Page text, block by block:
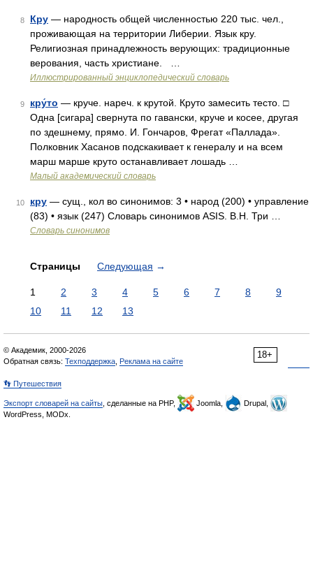
8 Кру — народность общей численностью 220 тыс. чел.,
проживающая на территории Либерии. Язык кру.
Религиозная принадлежность верующих: традиционные
верования, часть христиане. …
Иллюстрированный энциклопедический словарь
9 кру́то — круче. нареч. к крутой. Круто замесить тесто. □
Одна [сигара] свернута по гавански, круче и косее, другая
по здешнему, прямо. И. Гончаров, Фрегат «Паллада».
Полковник Хасанов подскакивает к генералу и на всем
марш марше круто останавливает лошадь …
Малый академический словарь
10 кру — сущ., кол во синонимов: 3 • народ (200) • управление
(83) • язык (247) Словарь синонимов ASIS. В.Н. Три …
Словарь синонимов
Страницы Следующая →
1 2 3 4 5 6 7 8
9
10
11 12 13
18+
© Академик, 2000-2026
Обратная связь: Техподдержка Реклама на сайте
👣 Путешествия
Экспорт словарей на сайты , сделанные на PHP, Joomla,
Drupal,
WordPress, MODx.